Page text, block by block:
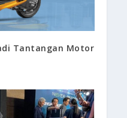
Tantangan Motor